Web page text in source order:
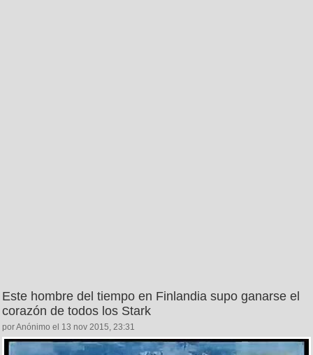
Este hombre del tiempo en Finlandia supo ganarse el
corazón de todos los Stark
por Anónimo el 13 nov 2015, 23:31